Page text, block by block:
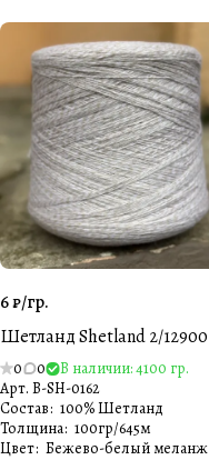
6 ₽/гр.
Шетланд Shetland 2/12900
0 0
В наличии: 4100 гр.
Арт. B-SH-0162
Состав: 100% Шетланд
Толщина: 100гр/645м
Цвет: Бежево-белый меланж